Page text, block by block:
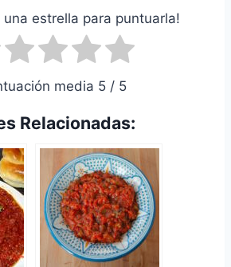
una estrella para puntuarla!
media 5 / 5
Relacionadas: